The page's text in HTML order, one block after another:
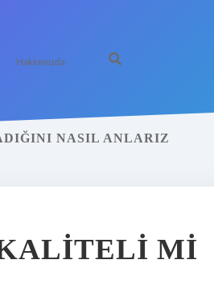
Hakkımızda
NASIL ANLARIZ
MI